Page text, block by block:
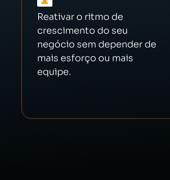
Reativar o ritmo de
crescimento do seu
negócio sem depender de
mais esforço ou mais
equipe.